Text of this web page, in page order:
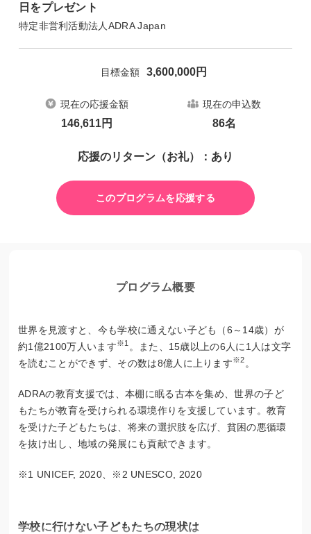
日をプレゼント
特定非営利活動法人ADRA Japan
目標金額 3,600,000円
現在の応援金額
146,611円
現在の申込数
86名
応援のリターン（お礼）：あり
このプログラムを応援する
プログラム概要
世界を見渡すと、今も学校に通えない子ども（6～14歳）が
約1億2100万人います※1 。また、15歳以上の6人に1人は文字
を読むことができず、その数は8億人に上ります※2 。
ADRAの教育支援では、本棚に眠る古本を集め、世界の子ど
もたちが教育を受けられる環境作りを支援しています。教育
を受けた子どもたちは、将来の選択肢を広げ、貧困の悪循環
を抜け出し、地域の発展にも貢献できます。
※1 UNICEF, 2020、※2 UNESCO, 2020
学校に行けない子どもたちの現状は